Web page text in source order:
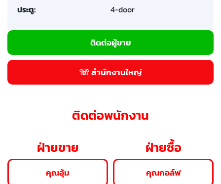
ประตู:
4-door
ติดต่อผู้ขาย
☏ สำนักงานใหญ่
ติดต่อพนักงาน
ฝ่ายขาย
คุณอุ้ม
ฝ่ายซื้อ
คุณกอล์ฟ